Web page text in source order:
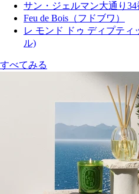
サン・ジェルマン大通り34
Feu de Bois（フドブワ）
レ モンド ドゥ ディプティ
ル)
すべてみる